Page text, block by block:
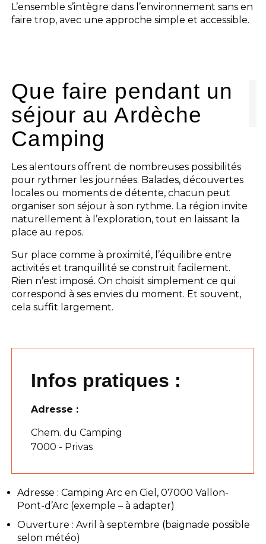
L’ensemble s’intègre dans l’environnement sans en
faire trop, avec une approche simple et accessible.
Que faire pendant un
séjour au Ardèche
Camping
Les alentours offrent de nombreuses possibilités
pour rythmer les journées. Balades, découvertes
locales ou moments de détente, chacun peut
organiser son séjour à son rythme. La région invite
naturellement à l’exploration, tout en laissant la
place au repos.
Sur place comme à proximité, l’équilibre entre
activités et tranquillité se construit facilement.
Rien n’est imposé. On choisit simplement ce qui
correspond à ses envies du moment. Et souvent,
cela suffit largement.
Infos pratiques :
Adresse :
Chem. du Camping
7000 - Privas
Adresse : Camping Arc en Ciel, 07000 Vallon-
Pont-d’Arc (exemple – à adapter)
Ouverture : Avril à septembre (baignade possible
selon météo)